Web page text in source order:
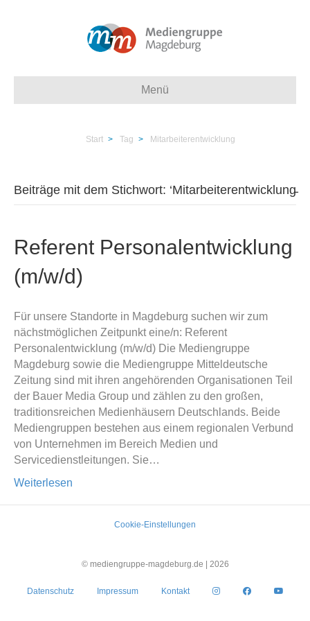
Menü
Start > Tag > Mitarbeiterentwicklung
Beiträge mit dem Stichwort: ‘Mitarbeiterentwicklung̵
Referent Personalentwicklung
(m/w/d)
Für unsere Standorte in Magdeburg suchen wir zum
nächstmöglichen Zeitpunkt eine/n: Referent
Personalentwicklung (m/w/d) Die Mediengruppe
Magdeburg sowie die Mediengruppe Mitteldeutsche
Zeitung sind mit ihren angehörenden Organisationen Teil
der Bauer Media Group und zählen zu den großen,
traditionsreichen Medienhäusern Deutschlands. Beide
Mediengruppen bestehen aus einem regionalen Verbund
von Unternehmen im Bereich Medien und
Servicedienstleitungen. Sie…
Weiterlesen
Cookie-Einstellungen
© mediengruppe-magdeburg.de | 2026
Datenschutz Impressum Kontakt